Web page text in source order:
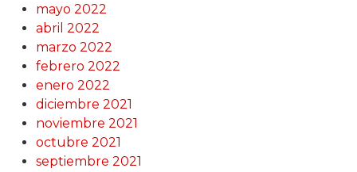
mayo 2022
abril 2022
marzo 2022
febrero 2022
enero 2022
diciembre 2021
noviembre 2021
octubre 2021
septiembre 2021